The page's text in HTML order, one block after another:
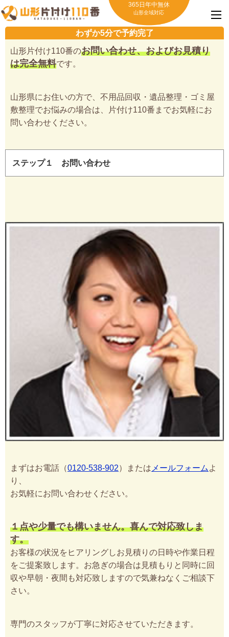
365日年中無休
山形全域対応
わずか5分で予約完了
山形片付け110番のお問い合わせ、およびお見積り
は完全無料です。
山形県にお住いの方で、不用品回収・遺品整理・ゴミ屋
敷整理でお悩みの場合は、片付け110番までお気軽にお
問い合わせください。
ステップ１ お問い合わせ
まずはお電話（0120-538-902）または メールフォーム よ
り、
お気軽にお問い合わせください。
１点や少量でも構いません。喜んで対応致しま
す。
お客様の状況をヒアリングしお見積りの日時や作業日程
をご提案致します。お急ぎの場合は見積もりと同時に回
収や早朝・夜間も対応致しますので気兼ねなくご相談下
さい。
専門のスタッフが丁寧に対応させていただきます。